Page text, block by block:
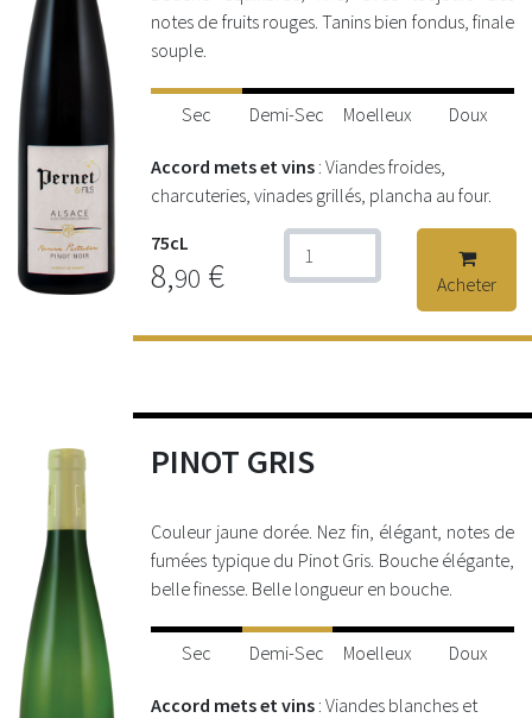
notes de fruits rouges. Tanins bien fondus, finale
souple.
Sec Demi-Sec Moelleux Doux
Accord mets et vins : Viandes froides,
charcuteries, vinades grillés, plancha au four.
75cL
8,90 € Acheter
PINOT GRIS
Couleur jaune dorée. Nez fin, élégant, notes de
fumées typique du Pinot Gris. Bouche élégante,
belle finesse. Belle longueur en bouche.
Sec Demi-Sec Moelleux Doux
Accord mets et vins : Viandes blanches et